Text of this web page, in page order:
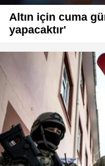
Altın için cuma
yapacaktır'